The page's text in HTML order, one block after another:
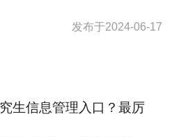
发布于2024-06-17
生信息管理入口？最厉